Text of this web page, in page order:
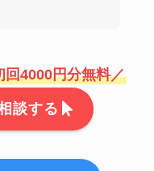
回4000円分無料／
談する